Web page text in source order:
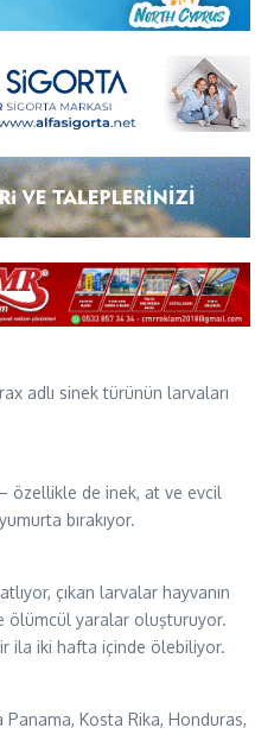
adlı sinek türünün larvaları
özellikle de inek, at ve evcil
bırakıyor.
çıkan larvalar hayvanın
ölümcül yaralar oluşturuyor.
ila iki hafta içinde ölebiliyor.
Panama, Kosta Rika, Honduras,